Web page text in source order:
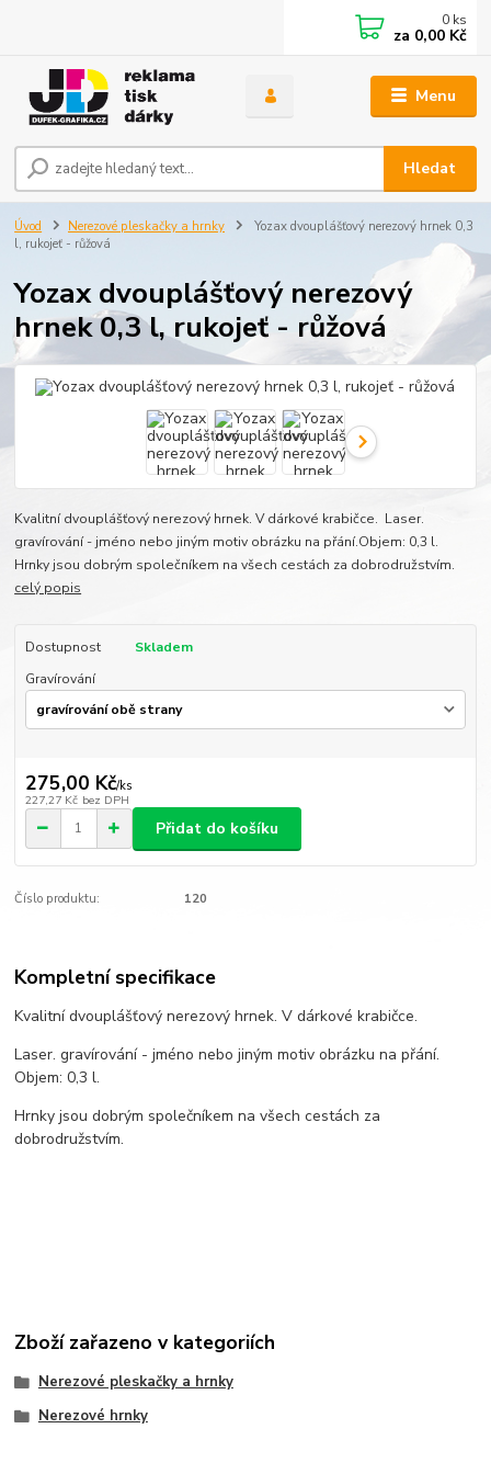
Menu
Hledat
0 ks
za 0,00 Kč
Úvod Nerezové pleskačky a hrnky
Yozax dvouplášťový nerezový hrnek 0,3
l, rukojeť - růžová
Yozax dvouplášťový nerezový
hrnek 0,3 l, rukojeť - růžová
Kvalitní dvouplášťový nerezový hrnek. V dárkové krabičce. Laser.
gravírování - jméno nebo jiným motiv obrázku na přání.Objem: 0,3 l.
Hrnky jsou dobrým společníkem na všech cestách za dobrodružstvím.
celý popis
Dostupnost
Skladem
Gravírování
275,00 Kč/ks
227,27 Kč bez DPH
Přidat do košíku
Číslo produktu: 120
Kompletní specifikace
Kvalitní dvouplášťový nerezový hrnek. V dárkové krabičce.
Laser. gravírování - jméno nebo jiným motiv obrázku na přání.
Objem: 0,3 l.
Hrnky jsou dobrým společníkem na všech cestách za
dobrodružstvím.
Zboží zařazeno v kategoriích
Nerezové pleskačky a hrnky
Nerezové hrnky